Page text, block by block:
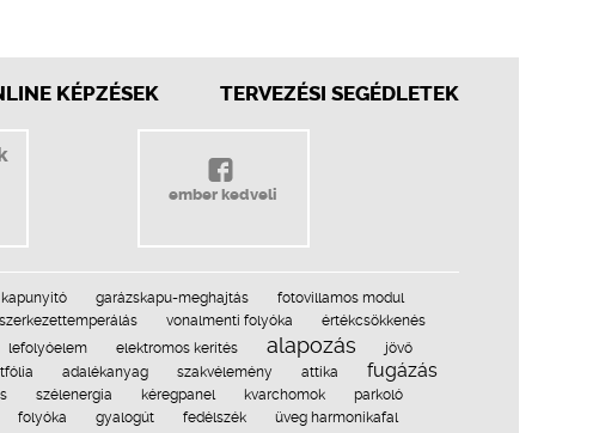
KÉPZÉSEK TERVEZÉSI SEGÉDLETEK
ember kedveli
kapunyitó garázskapu-meghajtás
fotovillamos modul
szerkezettemperálás vonalmenti folyóka
értékcsökkenés
lefolyóelem elektromos kerítés alapozás
jövő
adalékanyag szakvélemény attika fugázás
szélenergia kéregpanel kvarchomok
parkoló
folyóka gyalogút fedélszék
üveg harmonikafal